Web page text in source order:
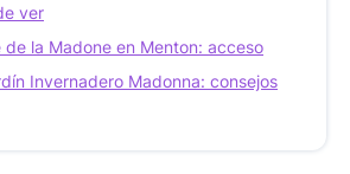
ver
de la Madone en Menton: acceso
Invernadero Madonna: consejos